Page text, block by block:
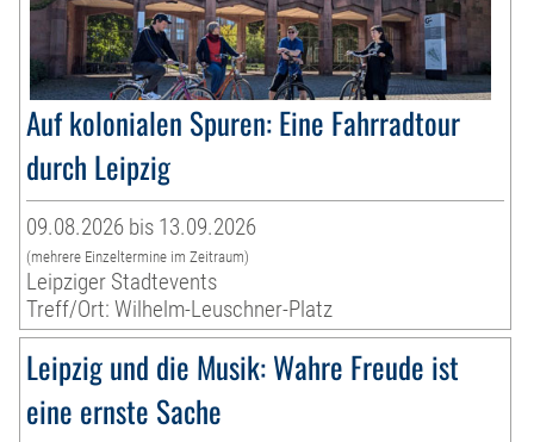
Auf kolonialen Spuren: Eine Fahrradtour
durch Leipzig
09.08.2026 bis 13.09.2026
(mehrere Einzeltermine im Zeitraum)
Leipziger Stadtevents
Treff/Ort: Wilhelm-Leuschner-Platz
Leipzig und die Musik: Wahre Freude ist
eine ernste Sache